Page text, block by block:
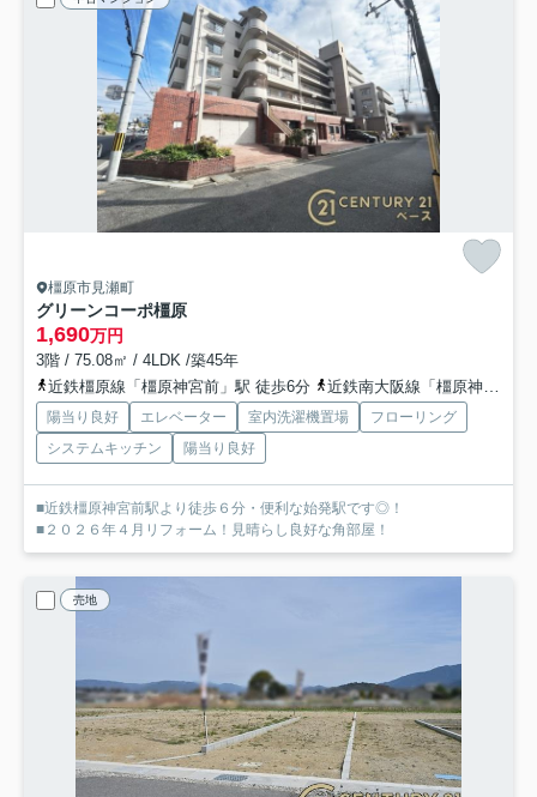
橿原市見瀬町
グリーンコーポ橿原
1,690万円
3階 / 75.08㎡ / 4LDK /築45年
近鉄橿原線「橿原神宮前」駅 徒歩6分
近鉄南大阪線「橿原神宮前」駅 徒歩6分
陽当り良好 エレベーター 室内洗濯機置場
フローリング
システムキッチン
陽当り良好
■近鉄橿原神宮前駅より徒歩６分・便利な始発駅です◎！
■２０２６年４月リフォーム！見晴らし良好な角部屋！
売地